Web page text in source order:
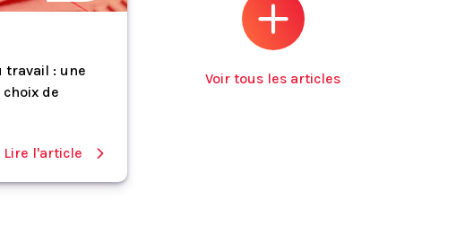
travail : une
de
Lire l'article
Voir tous les articles